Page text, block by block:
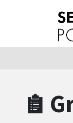
Zum
Zum
Zum
Zum Hauptinhalt